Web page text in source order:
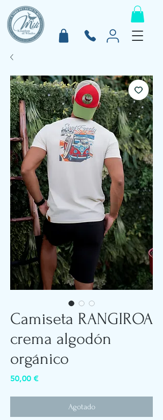
Camiseta RANGIROA
crema algodón
orgánico
50,00 €Precio
Agotado